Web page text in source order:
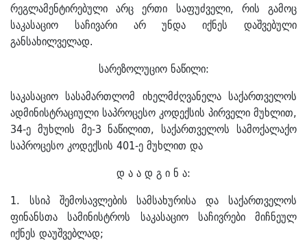
რეგლამენტირებული არც ერთი საფუძველი, რის გამოც
საკასაციო საჩივარი არ უნდა იქნეს დაშვებული
განსახილველად.
სარეზოლუციო ნაწილი:
საკასაციო სასამართლომ იხელმძღვანელა საქართველოს
ადმინისტრაციული საპროცესო კოდექსის პირველი მუხლით,
34-ე მუხლის მე-3 ნაწილით, საქართველოს სამოქალაქო
საპროცესო კოდექსის 401-ე მუხლით და
დ ა ა დ გ ი ნ ა:
1. სსიპ შემოსავლების სამსახურისა და საქართველოს
ფინანსთა სამინისტროს საკასაციო საჩივრები მიჩნეულ
იქნეს დაუშვებლად;